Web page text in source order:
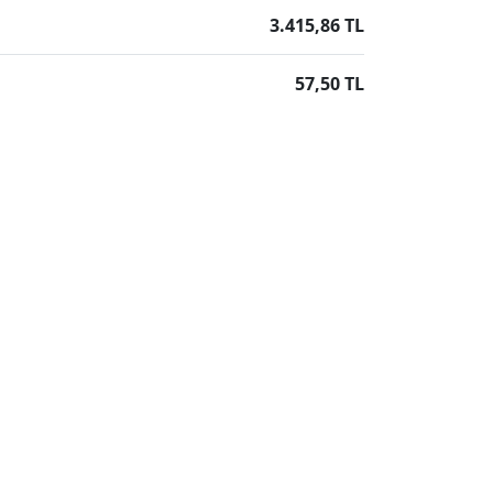
3.415,86 TL
57,50 TL